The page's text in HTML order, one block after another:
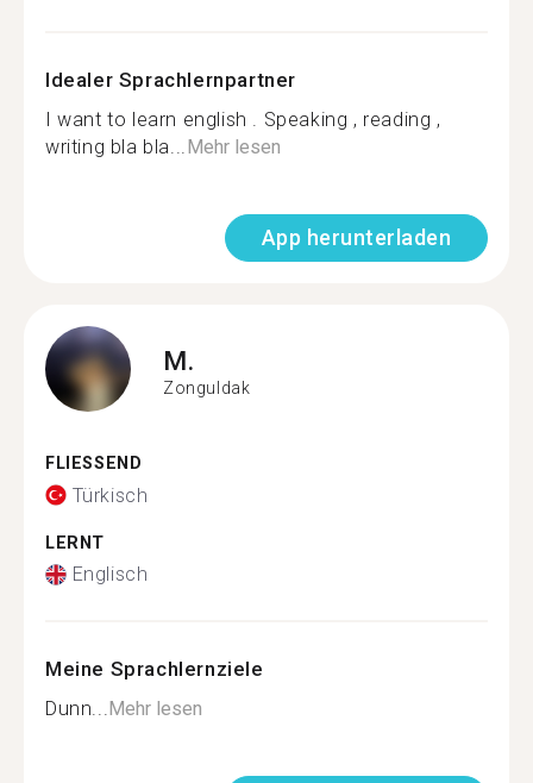
Idealer Sprachlernpartner
I want to learn english . Speaking , reading ,
writing bla bla...Mehr lesen
App herunterladen
M.
Zonguldak
FLIESSEND
Türkisch
LERNT
Englisch
Meine Sprachlernziele
Dunn...Mehr lesen